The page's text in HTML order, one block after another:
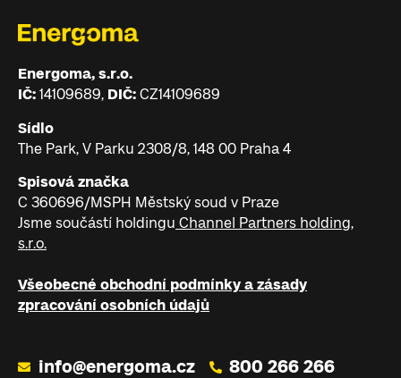
Energoma, s.r.o.
IČ: 14109689, DIČ: CZ14109689
Sídlo
The Park, V Parku 2308/8, 148 00 Praha 4
Spisová značka
C 360696/MSPH Městský soud v Praze
Jsme součástí holdingu Channel Partners holding,
s.r.o.
Všeobecné obchodní podmínky a zásady
zpracování osobních údajů
info@energoma.cz 800 266 266